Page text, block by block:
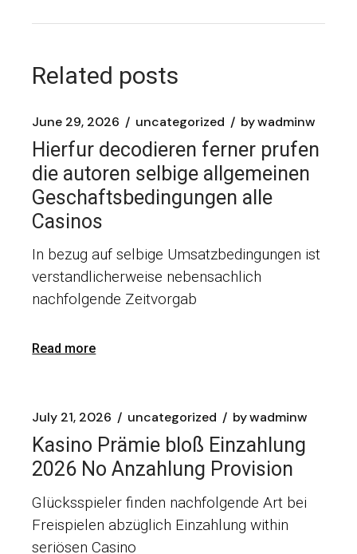
Related posts
June 29, 2026 uncategorized bywadminw
Hierfur decodieren ferner prufen
die autoren selbige allgemeinen
Geschaftsbedingungen alle
Casinos
In bezug auf selbige Umsatzbedingungen ist
verstandlicherweise nebensachlich
nachfolgende Zeitvorgab
Read more
July 21, 2026 uncategorized bywadminw
Kasino Prämie bloß Einzahlung
2026 No Anzahlung Provision
Glücksspieler finden nachfolgende Art bei
Freispielen abzüglich Einzahlung within
seriösen Casino